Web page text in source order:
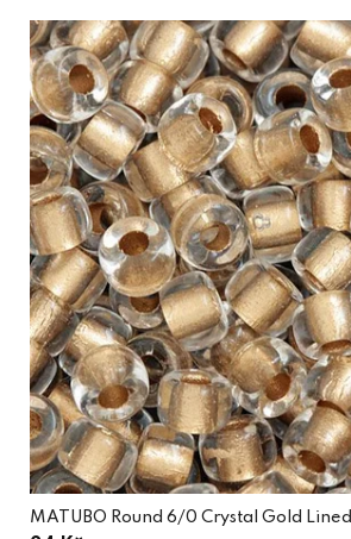
MATUBO Round 6/0 Crystal Gold Lined